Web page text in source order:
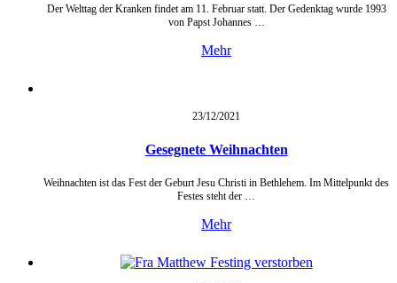
Der Welttag der Kranken findet am 11. Februar statt. Der Gedenktag wurde 1993
von Papst Johannes …
Mehr
23/12/2021
Gesegnete Weihnachten
Weihnachten ist das Fest der Geburt Jesu Christi in Bethlehem. Im Mittelpunkt des
Festes steht der …
Mehr